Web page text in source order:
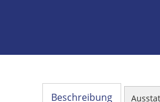
Beschreibung